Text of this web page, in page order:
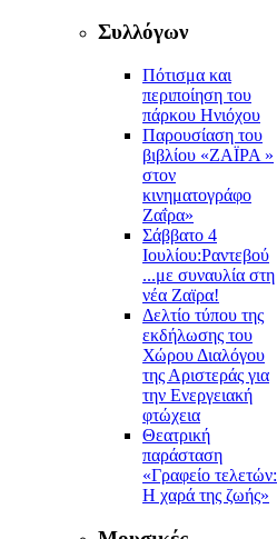
Συλλόγων
Πότισμα και
περιποίηση του
πάρκου Ηνιόχου
Παρουσίαση του
βιβλίου «ΖΑΪΡΑ »
στον
κινηματογράφο
Ζαΐρα»
Σάββατο 4
Ιουλίου:Ραντεβού
...με συναυλία στη
νέα Ζαϊρα!
Δελτίο τύπου της
εκδήλωσης του
Χώρου Διαλόγου
της Αριστεράς για
την Ενεργειακή
φτώχεια
Θεατρική
παράσταση
«Γραφείο τελετών:
Η χαρά της ζωής»